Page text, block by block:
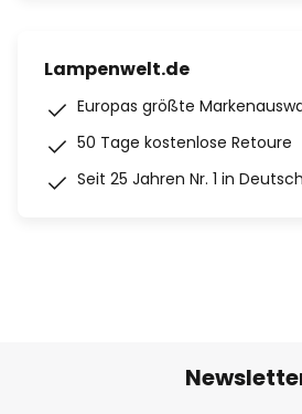
Lampenwelt.de
Europas größte
50 Tage kostenlose Retoure
Seit 25 Jahren Nr. 1 in